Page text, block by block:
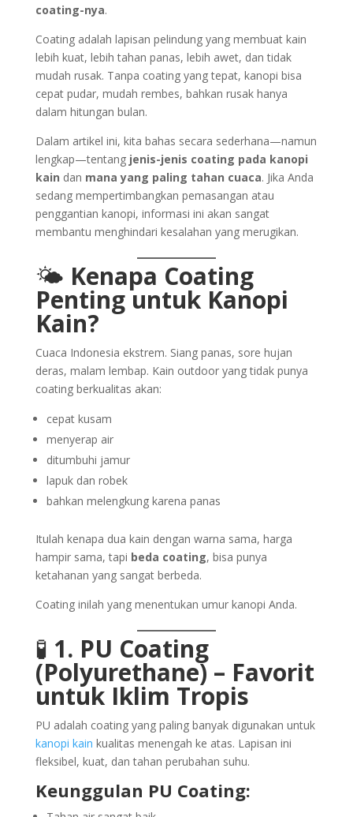
coating-nya.
Coating adalah lapisan pelindung yang membuat kain
lebih kuat, lebih tahan panas, lebih awet, dan tidak
mudah rusak. Tanpa coating yang tepat, kanopi bisa
cepat pudar, mudah rembes, bahkan rusak hanya
dalam hitungan bulan.
Dalam artikel ini, kita bahas secara sederhana—namun
lengkap—tentang jenis-jenis coating pada kanopi
kain dan mana yang paling tahan cuaca. Jika Anda
sedang mempertimbangkan pemasangan atau
penggantian kanopi, informasi ini akan sangat
membantu menghindari kesalahan yang merugikan.
🌤️ Kenapa Coating
Penting untuk Kanopi
Kain?
Cuaca Indonesia ekstrem. Siang panas, sore hujan
deras, malam lembap. Kain outdoor yang tidak punya
coating berkualitas akan:
cepat kusam
menyerap air
ditumbuhi jamur
lapuk dan robek
bahkan melengkung karena panas
Itulah kenapa dua kain dengan warna sama, harga
hampir sama, tapi beda coating, bisa punya
ketahanan yang sangat berbeda.
Coating inilah yang menentukan umur kanopi Anda.
🧪 1. PU Coating
(Polyurethane) – Favorit
untuk Iklim Tropis
PU adalah coating yang paling banyak digunakan untuk
kanopi kain kualitas menengah ke atas. Lapisan ini
fleksibel, kuat, dan tahan perubahan suhu.
Keunggulan PU Coating: